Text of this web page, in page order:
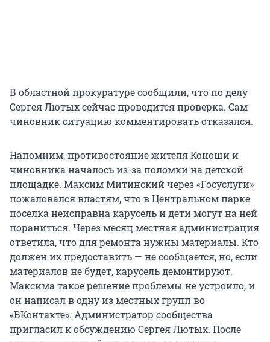
В областной прокуратуре сообщили, что по делу
Сергея Лютых сейчас проводится проверка. Сам
чиновник ситуацию комментировать отказался.
Напомним, противостояние жителя Коноши и
чиновника началось из-за поломки на детской
площадке. Максим Митинский через «Госуслуги»
пожаловался властям, что в Центральном парке
поселка неисправна карусель и дети могут на ней
пораниться. Через месяц местная администрация
ответила, что для ремонта нужны материалы. Кто
должен их предоставить — не сообщается, но, если
материалов не будет, карусель демонтируют.
Максима такое решение проблемы не устроило, и
он написал в одну из местных групп во
«ВКонтакте». Администратор сообщества
пригласил к обсуждению Сергея Лютых. После